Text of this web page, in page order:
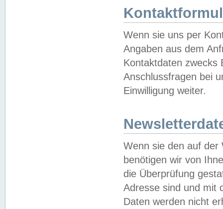
Wenn sie uns per
Angaben aus dem
Kontaktdaten zwecks
Anschlussfragen bei
Einwilligung weiter.
Wenn sie den auf der
benötigen wir von
die Überprüfung
Adresse sind und mit
Daten werden nicht